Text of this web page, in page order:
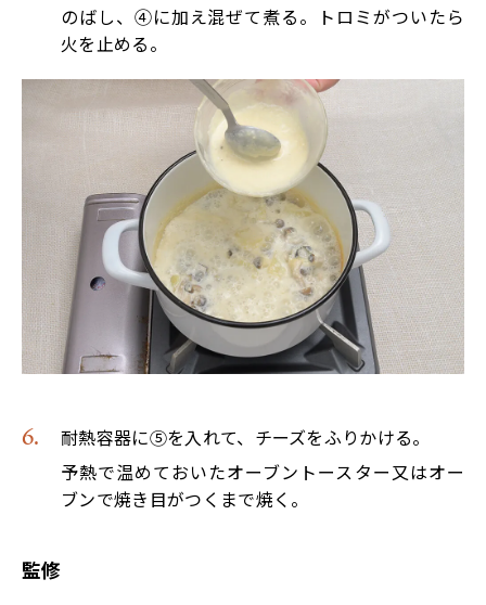
のばし、④に加え混ぜて煮る。トロミがついたら
火を止める。
耐熱容器に⑤を入れて、チーズをふりかける。
予熱で温めておいたオーブントースター又はオー
ブンで焼き目がつくまで焼く。
監修